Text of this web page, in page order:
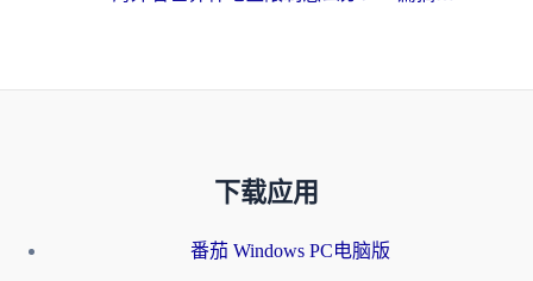
下载应用
番茄 Windows PC电脑版